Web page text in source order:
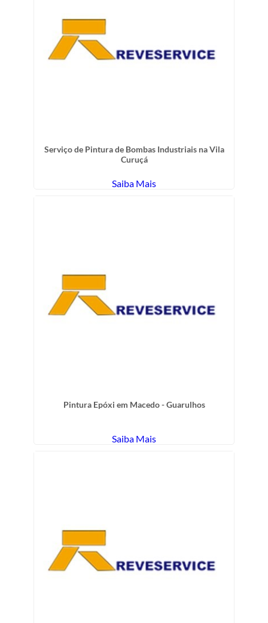
Serviço de Pintura de Bombas Industriais na Vila
Curuçá
Saiba Mais
Pintura Epóxi em Macedo - Guarulhos
Saiba Mais